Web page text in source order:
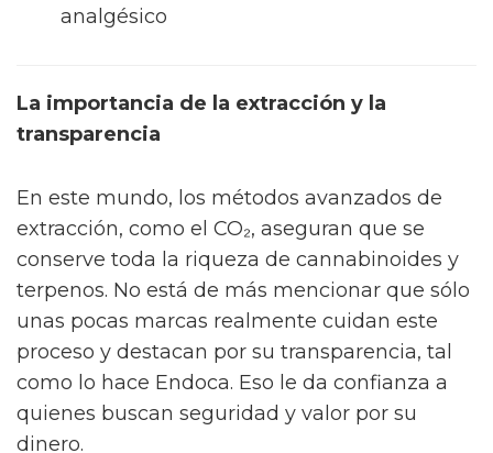
analgésico
La importancia de la extracción y la
transparencia
En este mundo, los métodos avanzados de
extracción, como el CO₂, aseguran que se
conserve toda la riqueza de cannabinoides y
terpenos. No está de más mencionar que sólo
unas pocas marcas realmente cuidan este
proceso y destacan por su transparencia, tal
como lo hace Endoca. Eso le da confianza a
quienes buscan seguridad y valor por su
dinero.